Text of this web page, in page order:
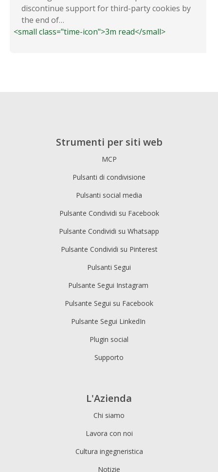
discontinue support for third-party cookies by
the end of…
<small class="time-icon">3m read</small>
Strumenti per siti web
MCP
Pulsanti di condivisione
Pulsanti social media
Pulsante Condividi su Facebook
Pulsante Condividi su Whatsapp
Pulsante Condividi su Pinterest
Pulsanti Segui
Pulsante Segui Instagram
Pulsante Segui su Facebook
Pulsante Segui LinkedIn
Plugin social
Supporto
L'Azienda
Chi siamo
Lavora con noi
Cultura ingegneristica
Notizie